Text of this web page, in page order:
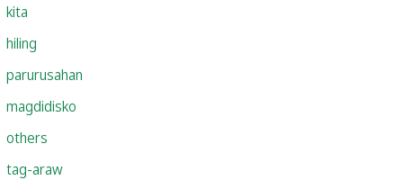
kita
hiling
parurusahan
magdidisko
others
tag-araw